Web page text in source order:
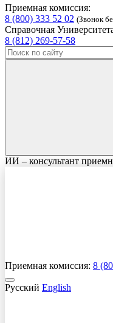
Приемная комиссия:
8 (800) 333 52 02 (Звонок
Справочная
8 (812) 269-57-58
ИИ – консультант
Приемная комиссия: 8
Русский English